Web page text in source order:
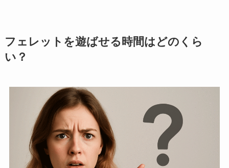
フェレットを遊ばせる時間はどのくら
い？